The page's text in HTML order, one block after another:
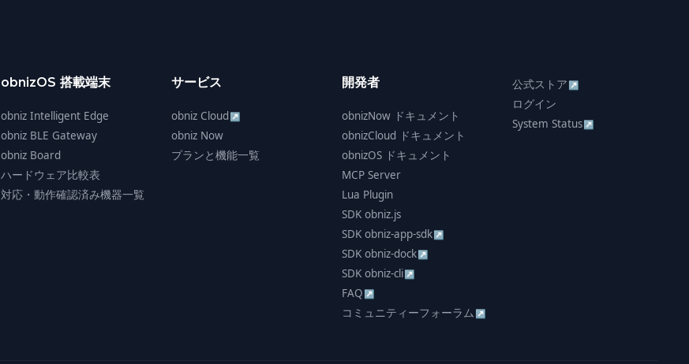
obnizOS 搭載端末
obniz Intelligent Edge
obniz BLE Gateway
obniz Board
ハードウェア比較表
対応・動作確認済み機器一覧
サービス
obniz Cloud ↗
obniz Now
プランと機能一覧
開発者
obnizNow ドキュメント
obnizCloud ドキュメント
obnizOS ドキュメント
MCP Server
Lua Plugin
SDK obniz.js
SDK obniz-app-sdk↗
SDK obniz-dock↗
SDK obniz-cli↗
FAQ ↗
コミュニティーフォーラム ↗
公式ストア ↗
ログイン
System Status↗